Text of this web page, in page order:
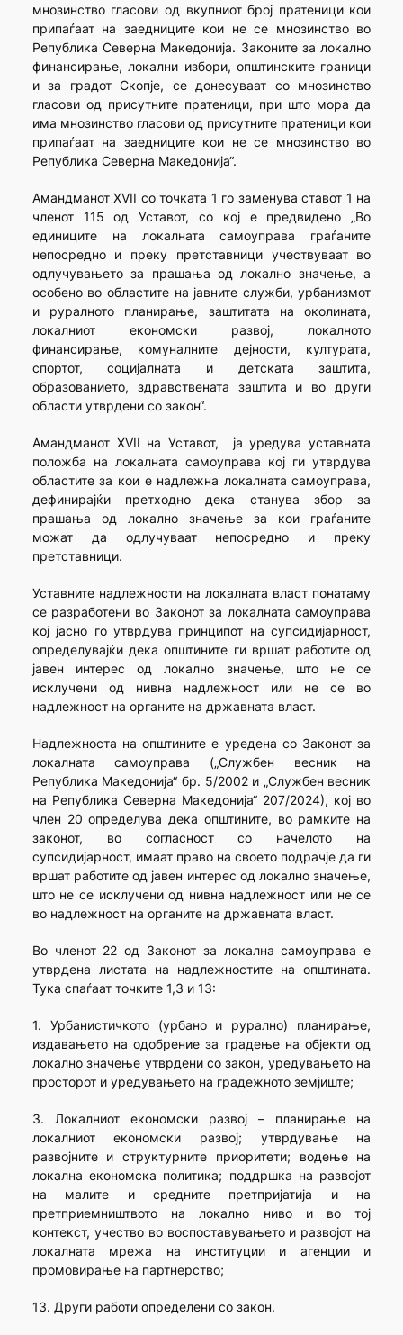
мнозинство гласови од вкупниот број пратеници кои
припаѓаат на заедниците кои не се мнозинство во
Република Северна Македонија. Законите за локално
финансирање, локални избори, општинските граници
и за градот Скопје, се донесуваат со мнозинство
гласови од присутните пратеници, при што мора да
има мнозинство гласови од присутните пратеници кои
припаѓаат на заедниците кои не се мнозинство во
Република Северна Македонија“.
Амандманот XVII со точката 1 го заменува ставот 1 на
членот 115 од Уставот, со кој е предвидено „Во
единиците на локалната самоуправа граѓаните
непосредно и преку претставници учествуваат во
одлучувањето за прашања од локално значење, а
особено во областите на јавните служби, урбанизмот
и руралното планирање, заштитата на околината,
локалниот економски развој, локалното
финансирање, комуналните дејности, културата,
спортот, социјалната и детската заштита,
образованието, здравствената заштита и во други
области утврдени со закон“.
Амандманот XVII на Уставот, ја уредува уставната
положба на локалната самоуправа кој ги утврдува
областите за кои е надлежна локалната самоуправа,
дефинирајќи претходно дека станува збор за
прашања од локално значење за кои граѓаните
можат да одлучуваат непосредно и преку
претставници.
Уставните надлежности на локалната власт понатаму
се разработени во Законот за локалната самоуправа
кој јасно го утврдува принципот на супсидијарност,
определувајќи дека општините ги вршат работите од
јавен интерес од локално значење, што не се
исклучени од нивна надлежност или не се во
надлежност на органите на државната власт.
Надлежноста на општините е уредена со Законот за
локалната самоуправа („Службен весник на
Република Македонија“ бр. 5/2002 и „Службен весник
на Република Северна Македонија“ 207/2024), кој во
член 20 определува дека општините, во рамките на
законот, во согласност со начелото на
супсидијарност, имаат право на своето подрачје да ги
вршат работите од јавен интерес од локално значење,
што не се исклучени од нивна надлежност или не се
во надлежност на органите на државната власт.
Во членот 22 од Законот за локална самоуправа е
утврдена листата на надлежностите на општината.
Тука спаѓаат точките 1,3 и 13:
1. Урбанистичкото (урбано и рурално) планирање,
издавањето на одобрение за градење на објекти од
локално значење утврдени со закон, уредувањето на
просторот и уредувањето на градежното земјиште;
3. Локалниот економски развој – планирање на
локалниот економски развој; утврдување на
развојните и структурните приоритети; водење на
локална економска политика; поддршка на развојот
на малите и средните претпријатија и на
претприемништвото на локално ниво и во тој
контекст, учество во воспоставувањето и развојот на
локалната мрежа на институции и агенции и
промовирање на партнерство;
13. Други работи определени со закон.